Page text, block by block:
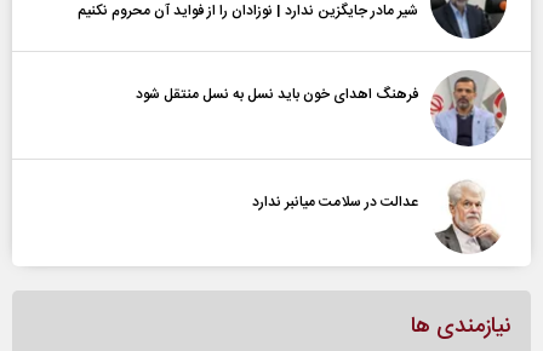
شیر مادر جایگزین ندارد | نوزادان را از فواید آن محروم نکنیم
فرهنگ اهدای خون باید نسل به نسل منتقل شود
عدالت در سلامت میانبر ندارد
نیازمندی ها